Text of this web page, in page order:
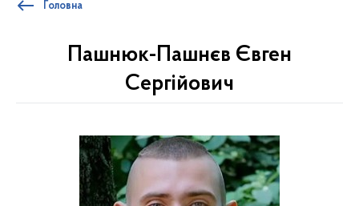
Головна
Пашнюк-Пашнєв Євген
Сергійович